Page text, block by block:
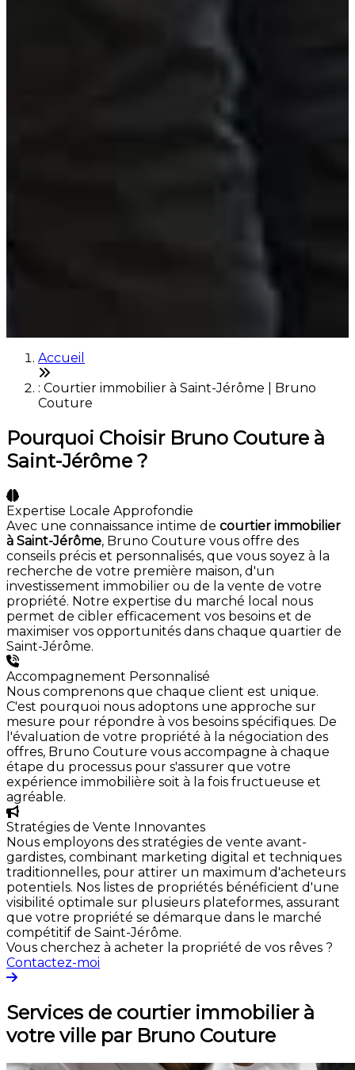
Accueil
: Courtier immobilier à Saint-Jérôme | Bruno
Couture
Pourquoi Choisir Bruno Couture à
Saint-Jérôme ?
Expertise Locale Approfondie
Avec une connaissance intime de courtier immobilier
à Saint-Jérôme, Bruno Couture vous offre des
conseils précis et personnalisés, que vous soyez à la
recherche de votre première maison, d'un
investissement immobilier ou de la vente de votre
propriété. Notre expertise du marché local nous
permet de cibler efficacement vos besoins et de
maximiser vos opportunités dans chaque quartier de
Saint-Jérôme.
Accompagnement Personnalisé
Nous comprenons que chaque client est unique.
C'est pourquoi nous adoptons une approche sur
mesure pour répondre à vos besoins spécifiques. De
l'évaluation de votre propriété à la négociation des
offres, Bruno Couture vous accompagne à chaque
étape du processus pour s'assurer que votre
expérience immobilière soit à la fois fructueuse et
agréable.
Stratégies de Vente Innovantes
Nous employons des stratégies de vente avant-
gardistes, combinant marketing digital et techniques
traditionnelles, pour attirer un maximum d'acheteurs
potentiels. Nos listes de propriétés bénéficient d'une
visibilité optimale sur plusieurs plateformes, assurant
que votre propriété se démarque dans le marché
compétitif de Saint-Jérôme.
Vous cherchez à acheter la propriété de vos rêves ?
Contactez-moi
Services de courtier immobilier à
votre ville par Bruno Couture